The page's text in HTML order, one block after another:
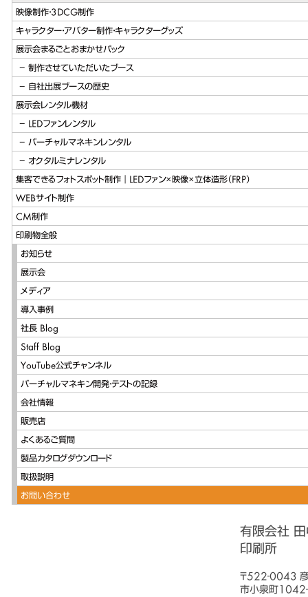
映像制作・3DCG制作
キャラクター・アバター制作・キャラクターグッズ
展示会まるごとおまかせパック
制作させていただいたブース
自社出展ブースの歴史
展示会レンタル機材
LEDファンレンタル
バーチャルマネキンレンタル
オクタルミナレンタル
集客できるフォトスポット制作｜LEDファン×映像×立体造形（FRP）
WEBサイト制作
CM制作
印刷物全般
お知らせ
展示会
メディア
導入事例
社長 Blog
Staff Blog
YouTube公式チャンネル
バーチャルマネキン開発・テストの記録
会社情報
販売店
よくあるご質問
製品カタログダウンロード
取扱説明
お問い合わせ
有限会社 田
印刷所
〒522-0043
市小泉町